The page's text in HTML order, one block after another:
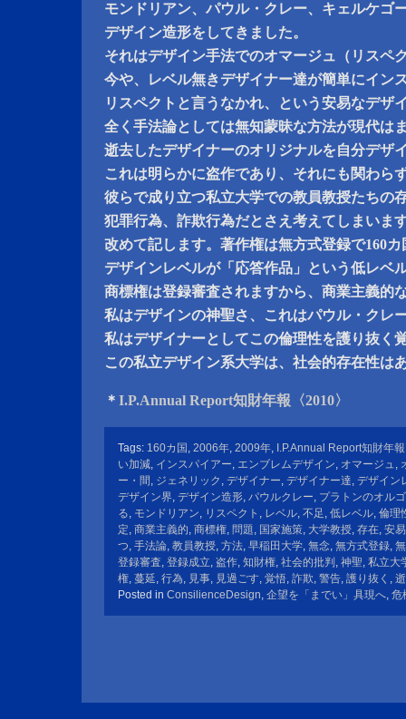
モンドリアン、パウル・クレー、キェルケゴ
デザイン造形をしてきました。
それはデザイン手法でのオマージュ（リスペ
今や、レベル無きデザイナー達が簡単にイン
リスペクトと言うなかれ、という安易なデザ
全く手法論としては無知蒙昧な方法が現代は
逝去したデザイナーのオリジナルを自分デザ
これは明らかに盗作であり、それにも関わら
彼らで成り立つ私立大学での教員教授たちの
犯罪行為、詐欺行為だとさえ考えてしまいま
改めて記します。著作権は無方式登録で160
デザインレベルが「応答作品」という低レベ
商標権は登録審査されますから、商業主義的
私はデザインの神聖さ、これはパウル・クレ
私はデザイナーとしてこの倫理性を護り抜く
この私立デザイン系大学は、社会的存在性は
＊ I.P.Annual Report知財年報〈2010〉
Tags: 160カ国 , 2006年, 2009年, I.P.Annual Report知財年
い加減, インスパイアー, エンブレムデザイン, オマージュ,
ー・間 , ジェネリック , デザイナー, デザイナー達, デザイン
デザイン界, デザイン造形, パウルクレー, プラトンのオル
る, モンドリアン, リスペクト , レベル, 不足 , 低レベル, 倫理
定, 商業主義的, 商標権, 問題, 国家施策, 大学教授, 存在, 安易
つ, 手法論, 教員教授, 方法, 早稲田大学, 無念, 無方式登録,
登録審査, 登録成立, 盗作, 知財権, 社会的批判 , 神聖, 私立大
権, 蔓延, 行為, 見事, 見過ごす, 覚悟, 詐欺, 警告, 護り抜く ,
Posted in ConsilienceDesign, 企望を「までい」具現へ, 危